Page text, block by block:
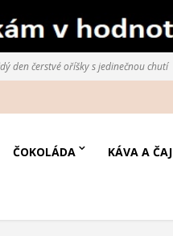
den čerstvé oříšky s jedinečnou chutí
ČOKOLÁDA KÁVA A ČAJ